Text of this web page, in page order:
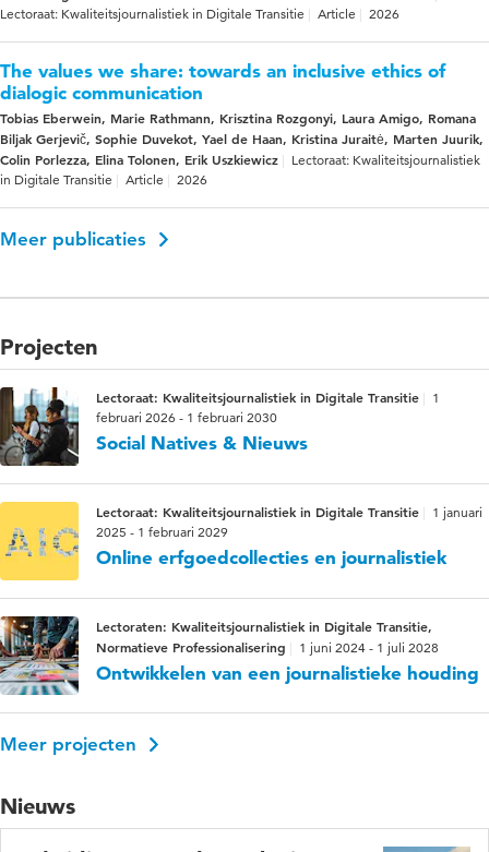
Lectoraat: Kwaliteitsjournalistiek in Digitale Transitie Article 2026
The values we share: towards an inclusive ethics of
dialogic communication
Tobias Eberwein, Marie Rathmann, Krisztina Rozgonyi, Laura Amigo, Romana
Biljak Gerjevič, Sophie Duvekot, Yael de Haan, Kristina Juraitė, Marten Juurik,
Colin Porlezza, Elina Tolonen, Erik Uszkiewicz
Lectoraat: Kwaliteitsjournalistiek
in Digitale Transitie
Article 2026
Meer publicaties
Projecten
Lectoraat: Kwaliteitsjournalistiek in Digitale Transitie
1
februari 2026 - 1 februari 2030
Social Natives & Nieuws
Lectoraat: Kwaliteitsjournalistiek in Digitale Transitie
1 januari
2025 - 1 februari 2029
Online erfgoedcollecties en journalistiek
Lectoraten: Kwaliteitsjournalistiek in Digitale Transitie,
Normatieve Professionalisering
1 juni 2024 - 1 juli 2028
Ontwikkelen van een journalistieke houding
Meer projecten
Nieuws